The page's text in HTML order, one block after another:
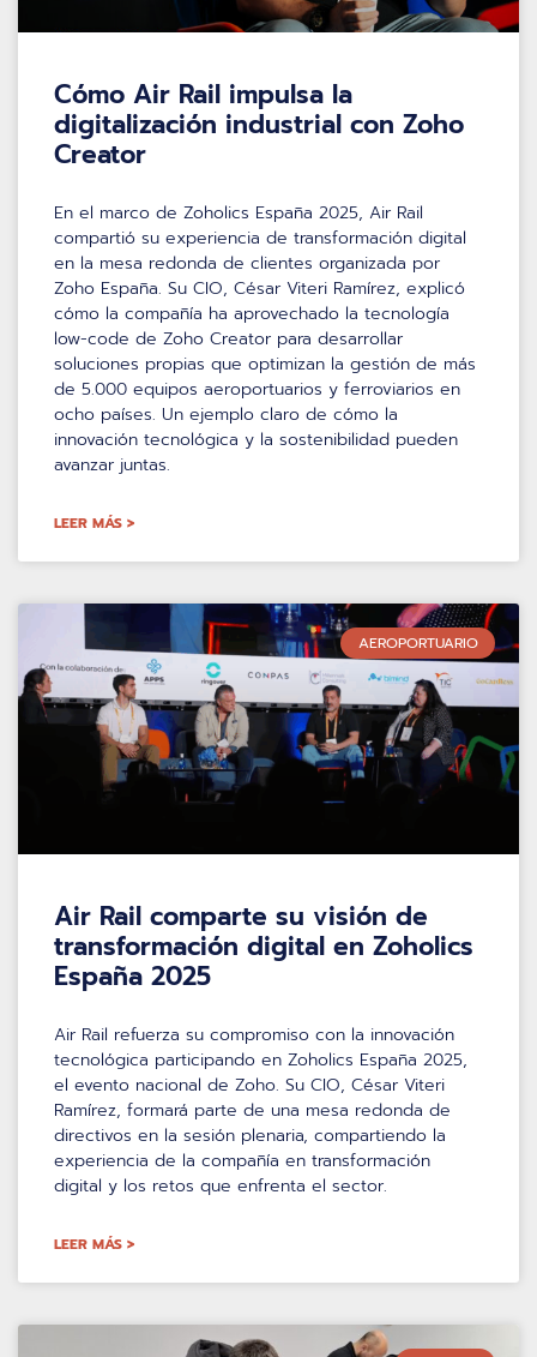
Cómo Air Rail impulsa la
digitalización industrial con Zoho
Creator
En el marco de Zoholics España 2025, Air Rail
compartió su experiencia de transformación digital
en la mesa redonda de clientes organizada por
Zoho España. Su CIO, César Viteri Ramírez, explicó
cómo la compañía ha aprovechado la tecnología
low-code de Zoho Creator para desarrollar
soluciones propias que optimizan la gestión de más
de 5.000 equipos aeroportuarios y ferroviarios en
ocho países. Un ejemplo claro de cómo la
innovación tecnológica y la sostenibilidad pueden
avanzar juntas.
LEER MÁS >
AEROPORTUARIO
Air Rail comparte su visión de
transformación digital en Zoholics
España 2025
Air Rail refuerza su compromiso con la innovación
tecnológica participando en Zoholics España 2025,
el evento nacional de Zoho. Su CIO, César Viteri
Ramírez, formará parte de una mesa redonda de
directivos en la sesión plenaria, compartiendo la
experiencia de la compañía en transformación
digital y los retos que enfrenta el sector.
LEER MÁS >